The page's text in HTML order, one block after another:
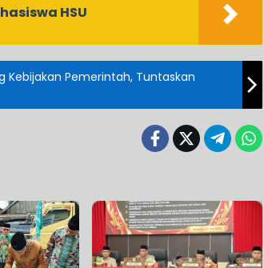
HSU
Kebijakan Pemerintah, Tuntaskan